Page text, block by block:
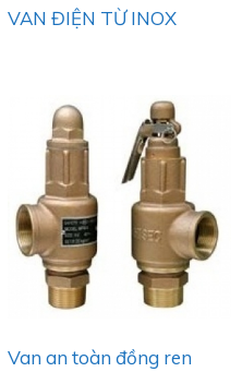
VAN ĐIỆN TỪ INOX
Van an toàn đồng ren